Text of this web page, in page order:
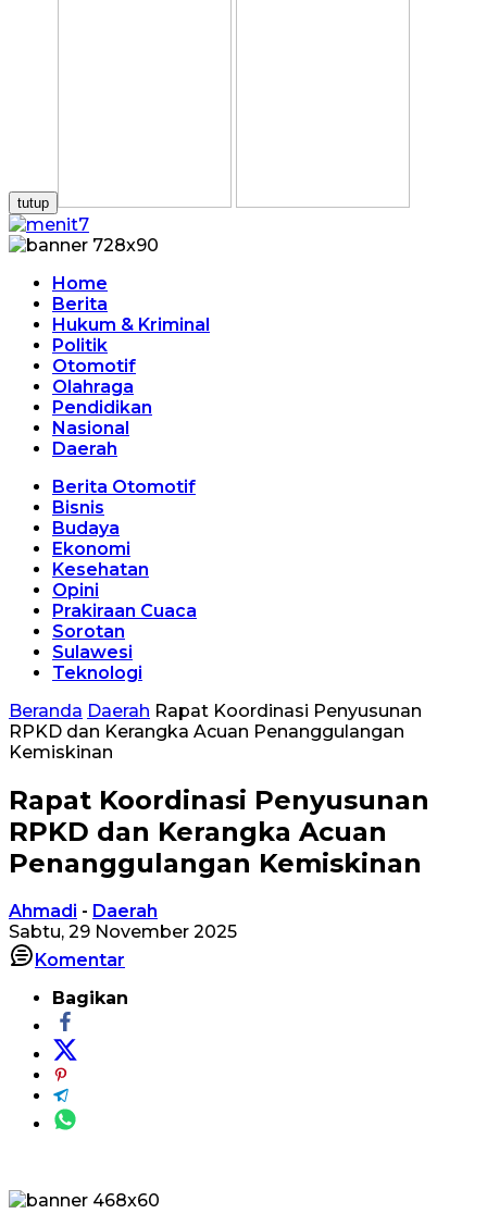
tutup
Home
Berita
Hukum & Kriminal
Politik
Otomotif
Olahraga
Pendidikan
Nasional
Daerah
Berita Otomotif
Bisnis
Budaya
Ekonomi
Kesehatan
Opini
Prakiraan Cuaca
Sorotan
Sulawesi
Teknologi
Beranda Daerah Rapat Koordinasi Penyusunan
RPKD dan Kerangka Acuan Penanggulangan
Kemiskinan
Rapat Koordinasi Penyusunan
RPKD dan Kerangka Acuan
Penanggulangan Kemiskinan
Ahmadi - Daerah
Sabtu, 29 November 2025
Komentar
Bagikan